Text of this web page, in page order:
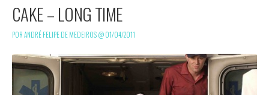
CAKE – LONG TIME
POR ANDRÉ FELIPE DE MEDEIROS @01/04/2011